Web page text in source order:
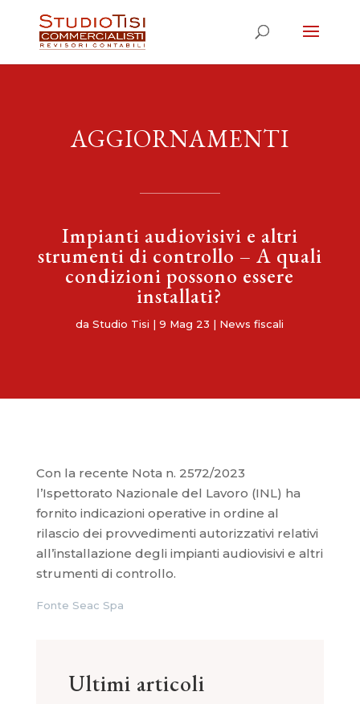
AGGIORNAMENTI
Impianti audiovisivi e altri
strumenti di controllo – A quali
condizioni possono essere
installati?
daStudio Tisi |9 Mag 23 | News fiscali
Con la recente Nota n. 2572/2023
l’Ispettorato Nazionale del Lavoro (INL) ha
fornito indicazioni operative in ordine al
rilascio dei provvedimenti autorizzativi relativi
all’installazione degli impianti audiovisivi e altri
strumenti di controllo.
Fonte Seac Spa
Ultimi articoli